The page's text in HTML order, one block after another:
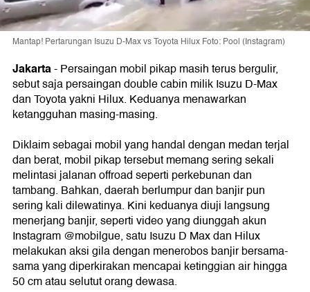
Mantap! Pertarungan Isuzu D-Max vs Toyota Hilux Foto: Pool (Instagram)
Jakarta- Persaingan mobil pikap masih terus bergulir,
sebut saja persaingan double cabin milik Isuzu D-Max
dan Toyota yakni Hilux. Keduanya menawarkan
ketangguhan masing-masing.
Diklaim sebagai mobil yang handal dengan medan terjal
dan berat, mobil pikap tersebut memang sering sekali
melintasi jalanan offroad seperti perkebunan dan
tambang. Bahkan, daerah berlumpur dan banjir pun
sering kali dilewatinya. Kini keduanya diuji langsung
menerjang banjir, seperti video yang diunggah akun
Instagram @mobilgue, satu Isuzu D Max dan Hilux
melakukan aksi gila dengan menerobos banjir bersama-
sama yang diperkirakan mencapai ketinggian air hingga
50 cm atau selutut orang dewasa.